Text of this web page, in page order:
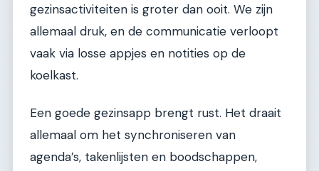
gezinsactiviteiten is groter dan ooit. We zijn
allemaal druk, en de communicatie verloopt
vaak via losse appjes en notities op de
koelkast.
Een goede gezinsapp brengt rust. Het draait
allemaal om het synchroniseren van
agenda’s, takenlijsten en boodschappen,